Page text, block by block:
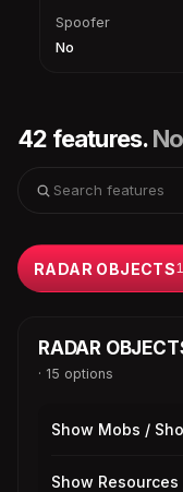
Spoofer
No
42 features.
RADAR OBJECTS
RADAR
· 15 options
Show Mobs /
Show